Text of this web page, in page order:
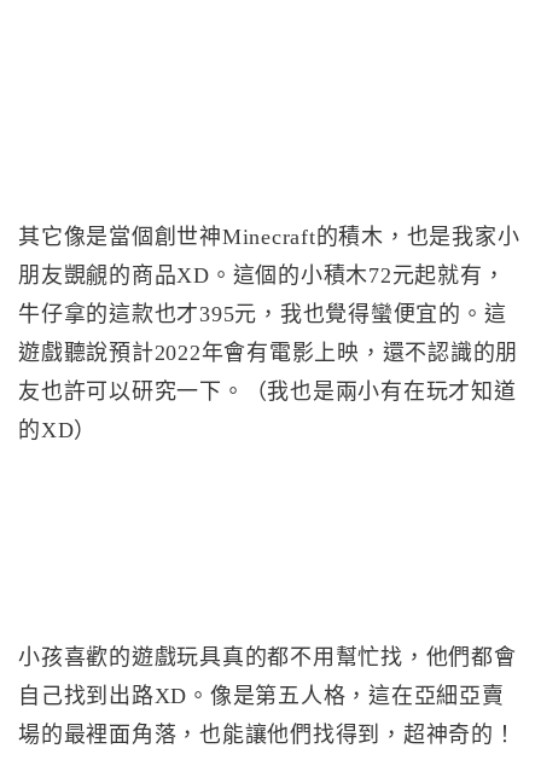
其它像是當個創世神Minecraft的積木，也是我家小
朋友覬覦的商品XD。這個的小積木72元起就有，
牛仔拿的這款也才395元，我也覺得蠻便宜的。這
遊戲聽說預計2022年會有電影上映，還不認識的朋
友也許可以研究一下。（我也是兩小有在玩才知道
的XD）
小孩喜歡的遊戲玩具真的都不用幫忙找，他們都會
自己找到出路XD。像是第五人格，這在亞細亞賣
場的最裡面角落，也能讓他們找得到，超神奇的！